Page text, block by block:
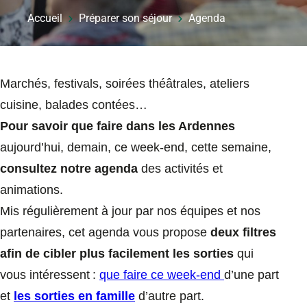
Accueil Préparer son séjour Agenda
Marchés, festivals, soirées théâtrales, ateliers
cuisine, balades contées…
Pour savoir que faire dans les Ardennes
aujourd’hui, demain, ce week-end, cette semaine,
consultez notre agenda des activités et
animations.
Mis régulièrement à jour par nos équipes et nos
partenaires, cet agenda vous propose deux filtres
afin de cibler plus facilement les sorties qui
vous intéressent : que faire ce week-end d’une part
et les sorties en famille d’autre part.